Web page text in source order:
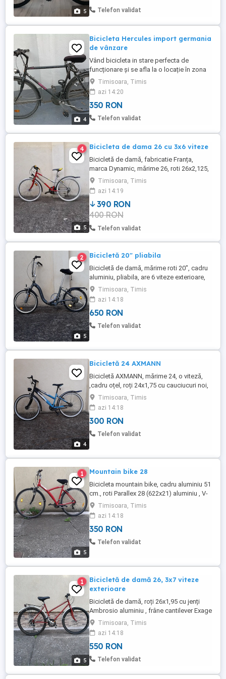
5 Telefon validat
4
Bicicleta Hercules import germania
de vânzare
Vând bicicleta in stare perfecta de
funcționare și se afla la o locație în zona
Lipovei, Timișoara.
Timisoara, Timis
azi 14:20
350 RON
Telefon validat
5
4 Bicicleta de dama 26 cu 3x6 viteze
Bicicletă de damă, fabricatie Franța,
marca Dynamic, mărime 26, roti 26x2,125,
frâne V-brake Vuelta la ambele roți,
schimbatoare gripschift Dynamic, dinam
in butuc față,far halogen, picior central.
Prezentare personal in Timisoara.
Timisoara, Timis
azi 14:19
390 RON
400 RON
Telefon validat
5
2 Bicicletă 20" pliabila
Bicicletă de damă, mărime roti 20", cadru
aluminiu, pliabila, are 6 viteze exterioare,
frâne V-brake față și spate picior central.
Timisoara, Timis
azi 14:18
650 RON
Telefon validat
4
Bicicletă 24 AXMANN
Bicicletă AXMANN, mărime 24, o viteză,
,cadru oțel, roți 24x1,75 cu cauciucuri noi,
frâne V-brake față și spate, dinam in
butucul roții din față, far cu LED , șa nouă
poziționabilă de la înăltimea minimă de 65
cm. la cca.85 cm. de la sol, picior central.
Recent revizuită. Prezentare doar în
Timisoara, Timis
azi 14:18
300 RON
Telefon validat
5
1 Mountain bike 28
Bicicleta mountain bike, cadru aluminiu 51
cm., roti Parallex 28 (622x21) aluminiu , V-
brake față-spate, picior central. Stare
buna de funcționare. Vizionare si predare
personal in Timisoara.
Timisoara, Timis
azi 14:18
350 RON
Telefon validat
5
1
Bicicletă de damă 26, 3x7 viteze
exterioare
Bicicletă de damă, roți 26x1,95 cu jenți
Ambrosio aluminiu , frâne cantilever Exage
față-spate, brațe pedalier aluminiu Japan,
foi si schimbatoare față-spate , șa Sella
Italia, portbagaj spate, picior central.
Recent revizuită complet, stare bună.
Prezentare personal doar în Timișoara.
Timisoara, Timis
azi 14:18
550 RON
Telefon validat